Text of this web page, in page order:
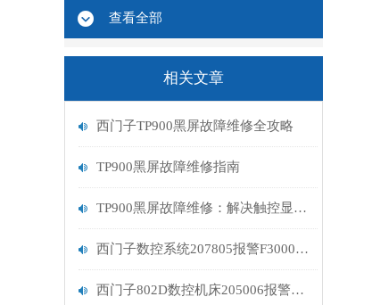
查看全部
相关文章
西门子TP900黑屏故障维修全攻略
TP900黑屏故障维修指南
TP900黑屏故障维修：解决触控显示设备的常见问题
西门子数控系统207805报警F30005过载维修处理
西门子802D数控机床205006报警解决